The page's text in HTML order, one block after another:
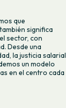
que
significa
sector, con
Desde una
la justicia salarial
un modelo
en el centro cada